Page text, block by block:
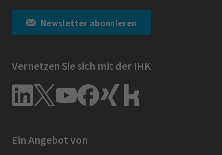
Newsletter abonnieren
Vernetzen Sie sich mit der IHK
Ein Angebot von